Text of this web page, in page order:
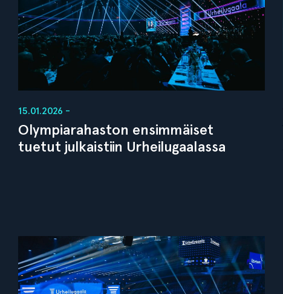
15.01.2026 -
Olympiarahaston ensimmäiset
tuetut julkaistiin Urheilugaalassa